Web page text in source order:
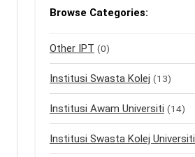
Browse Categories:
Other IPT (0)
Institusi Swasta Kolej (13)
Institusi Awam Universiti (14)
Institusi Swasta Kolej Universiti